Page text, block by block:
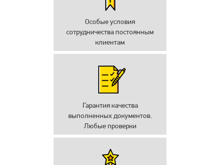
Особые условия
сотрудничества постоянным
клиентам
Гарантия качества
выполненных документов.
Любые проверки